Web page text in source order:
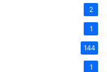
2
1
144
1